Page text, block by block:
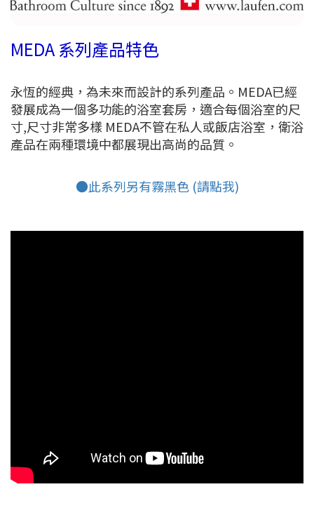
MEDA 系列產品特色
永恆的經典，為未來而設計的系列產品。MEDA已經
發展成為一個多功能的浴室套房，適合每個浴室的尺
寸,尺寸非常多樣 MEDA不管在私人或飯店浴室，衛浴
產品在兩種環境中都展現出高尚的品質。
●此系列另有霧黑色 (請點我)